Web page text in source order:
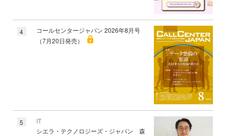
4
コールセンタージャパン 2026年8月号
（7月20日発売）
5
IT
シエラ・テクノロジーズ・ジャパン 森